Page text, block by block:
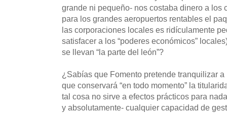
grande ni pequeño- nos costaba dinero a los
para los grandes aeropuertos rentables el
las corporaciones locales es ridículamente
satisfacer a los “poderes económicos”
se llevan “la parte del león”?
¿Sabías que Fomento pretende tranquilizar
que conservará “en todo momento” la
tal cosa no sirve a efectos prácticos para
y absolutamente- cualquier capacidad de